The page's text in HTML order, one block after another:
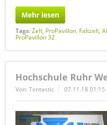
Mehr lesen
Tags:Zelt, ProPavillon, Faltzelt,
ProPavillon 32
Hochschule Ruhr
Von: Tentastic 07.11.18 01:15